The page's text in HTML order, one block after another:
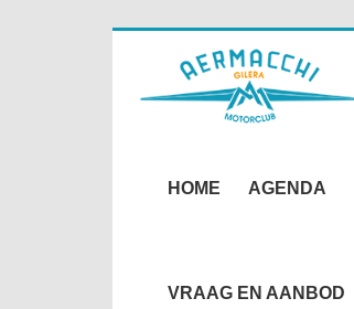
Skip
HOME AGENDA
VRAAG EN AANBOD